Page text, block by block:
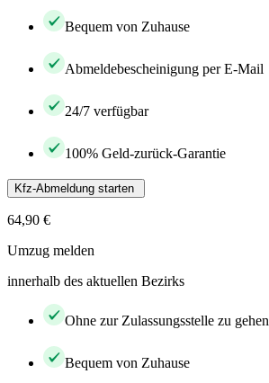
Bequem von Zuhause
Abmeldebescheinigung per E-Mail
24/7 verfügbar
100% Geld-zurück-Garantie
Kfz-Abmeldung starten
64,90 €
Umzug melden
innerhalb des aktuellen Bezirks
Ohne zur Zulassungsstelle zu gehen
Bequem von Zuhause